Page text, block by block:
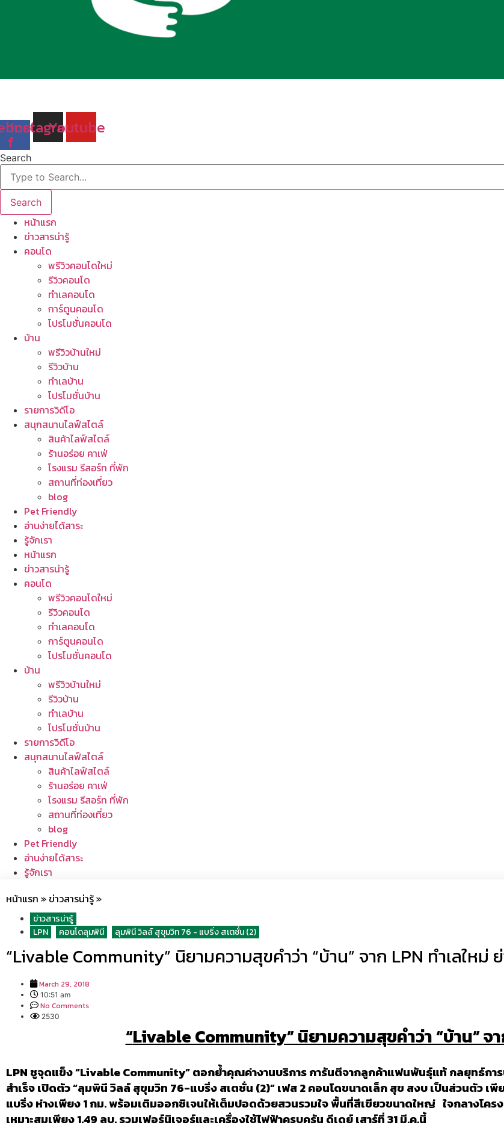
f
InstagramYoutube
Search
Search
หน้าแรก
ข่าวสารน่ารู้
คอนโด
พรีวิวคอนโดใหม่
รีวิวคอนโด
ทำเลคอนโด
การ์ตูนคอนโด
โปรโมชั่นคอนโด
บ้าน
พรีวิวบ้านใหม่
รีวิวบ้าน
ทำเลบ้าน
โปรโมชั่นบ้าน
รายการวิดีโอ
สนุกสนานไลฟ์สไตล์
สินค้าไลฟ์สไตล์
ร้านอร่อย คาเฟ่
โรงแรม รีสอร์ท ที่พัก
สถานที่ท่องเที่ยว
blog
Pet Friendly
อ่านง่ายได้สาระ
รู้จักเรา
หน้าแรก
ข่าวสารน่ารู้
คอนโด
พรีวิวคอนโดใหม่
รีวิวคอนโด
ทำเลคอนโด
การ์ตูนคอนโด
โปรโมชั่นคอนโด
บ้าน
พรีวิวบ้านใหม่
รีวิวบ้าน
ทำเลบ้าน
โปรโมชั่นบ้าน
รายการวิดีโอ
สนุกสนานไลฟ์สไตล์
สินค้าไลฟ์สไตล์
ร้านอร่อย คาเฟ่
โรงแรม รีสอร์ท ที่พัก
สถานที่ท่องเที่ยว
blog
Pet Friendly
อ่านง่ายได้สาระ
รู้จักเรา
หน้าแรก »ข่าวสารน่ารู้»
ข่าวสารน่ารู้
LPN
คอนโดลุมพินี ลุมพินี วิลล์ สุขุมวิท 76 - แบริ่ง สเตชั่น (2)
“Livable Community” นิยามความสุขคำว่า “บ้าน” จาก LPN ทำเลใหม่
March 29, 2018
10:51 am
No Comments
2530
“Livable Community” นิยามความสุขคำว่า “บ้าน” จ
LPN ชูจุดแข็ง “Livable Community” ตอกย้ำคุณค่างานบริการ การันตีจากลูกค้าแฟนพันธุ์แท้ กลยุทธ์ก
สำเร็จ เปิดตัว “ลุมพินี วิลล์ สุขุมวิท 76-แบริ่ง สเตชั่น (2)” เฟส 2 คอนโดขนาดเล็ก สุข สงบ เป็นส่วนตัว
แบริ่ง ห่างเพียง 1 กม. พร้อมเติมออกซิเจนให้เต็มปอดด้วยสวนรวมใจ พื้นที่สีเขียวขนาดใหญ่ ใจกลางโคร
เหมาะสมเพียง 1.49 ลบ. รวมเฟอร์นิเจอร์และเครื่องใช้ไฟฟ้าครบครัน ดีเดย์ เสาร์ที่ 31 มี.ค.นี้